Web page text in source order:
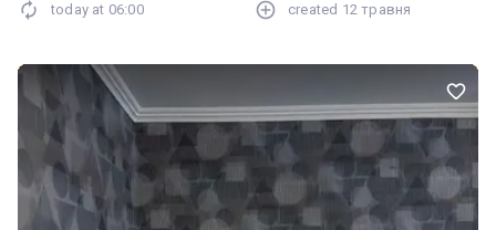
today at 06:00 created 12 травня